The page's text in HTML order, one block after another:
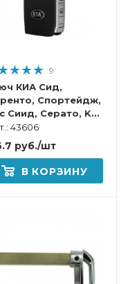
9
КИА Сид,
Спортейдж,
Сиид, Серато, K5,
Стингер
корпус
43606
руб./шт
В КОРЗИНУ